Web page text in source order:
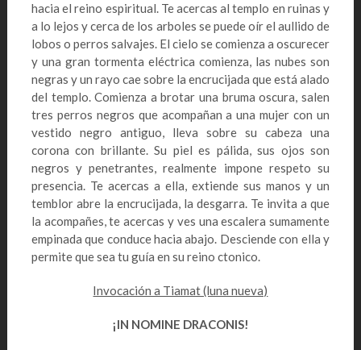
hacia el reino espiritual. Te acercas al templo en ruinas y
a lo lejos y cerca de los arboles se puede oír el aullido de
lobos o perros salvajes. El cielo se comienza a oscurecer
y una gran tormenta eléctrica comienza, las nubes son
negras y un rayo cae sobre la encrucijada que está alado
del templo. Comienza a brotar una bruma oscura, salen
tres perros negros que acompañan a una mujer con un
vestido negro antiguo, lleva sobre su cabeza una
corona con brillante. Su piel es pálida, sus ojos son
negros y penetrantes, realmente impone respeto su
presencia. Te acercas a ella, extiende sus manos y un
temblor abre la encrucijada, la desgarra. Te invita a que
la acompañes, te acercas y ves una escalera sumamente
empinada que conduce hacia abajo. Desciende con ella y
permite que sea tu guía en su reino ctonico.
Invocación a Tiamat (luna nueva)
¡IN NOMINE DRACONIS!